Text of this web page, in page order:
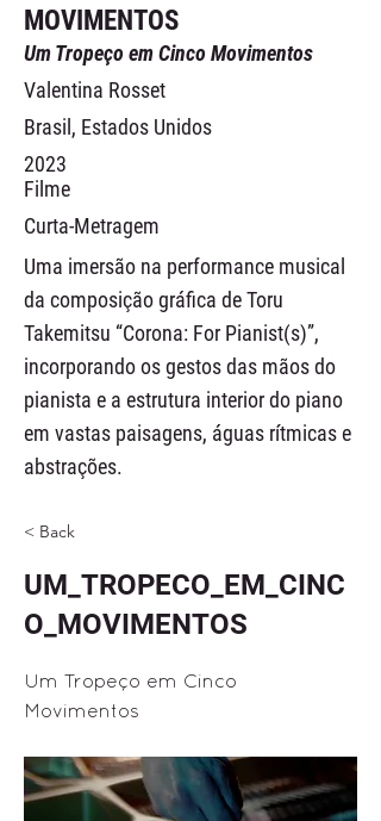
MOVIMENTOS
Um Tropeço em Cinco Movimentos
Valentina Rosset
Brasil, Estados Unidos
2023
Filme
Curta-Metragem
Uma imersão na performance musical
da composição gráfica de Toru
Takemitsu “Corona: For Pianist(s)”,
incorporando os gestos das mãos do
pianista e a estrutura interior do piano
em vastas paisagens, águas rítmicas e
abstrações.
< Back
UM_TROPECO_EM_CINC
O_MOVIMENTOS
Um Tropeço em Cinco
Movimentos